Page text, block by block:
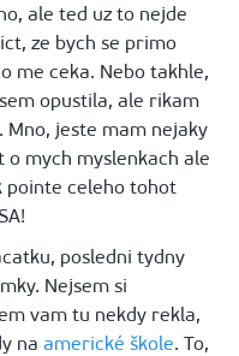
ale ted uz to nejde
ze bych se primo
me ceka. Nebo takhle,
opustila, ale rikam
Mno, jeste mam nejaky
o mych myslenkach ale
pointe celeho tohot
posledni tydny
Nejsem si
vam tu nekdy rekla,
na americké škole. To,